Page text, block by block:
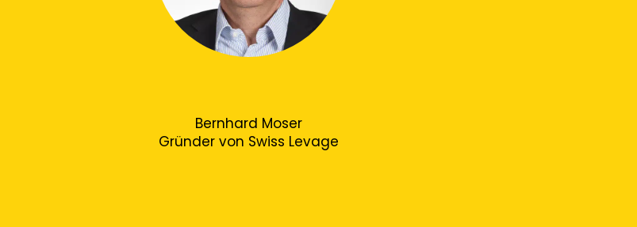
Bernhard Moser
Gründer von Swiss Levage